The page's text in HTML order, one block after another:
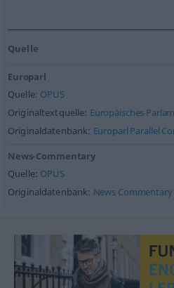
Quelle
Europarl
Quelle: OPUS
Originaltextquelle: Europäisches
Originaldatenbank: Europarl Parallel
News-Commentary
Quelle: OPUS
Originaldatenbank: News Commentary